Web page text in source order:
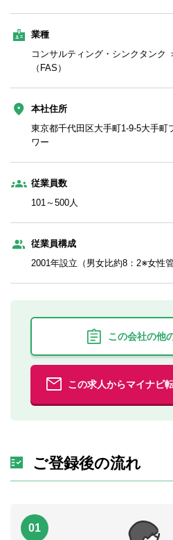
業種
コンサルティング・シンクタンク
（FAS）
本社住所
東京都千代田区大手町1-9-5大手町
ワー
従業員数
101～500人
従業員構成
2001年設立（男女比約8：2※女性
この会社の他
この求人からマイナビ
ご登録後の流れ
01